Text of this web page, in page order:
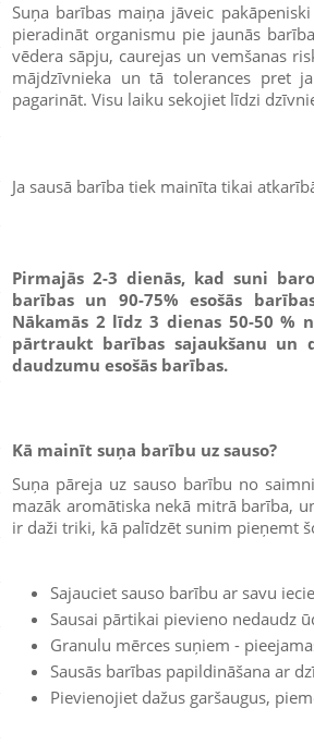
Suņa barības maiņa jāveic
pieradināt organismu pie jaunās
vēdera sāpju, caurejas un vemšanas
mājdzīvnieka un tā tolerances pret
pagarināt. Visu laiku sekojiet līdzi
Ja sausā barība tiek mainīta tikai
Pirmajās 2-3 dienās, kad suni
barības un 90-75% esošās
Nākamās 2 līdz 3 dienas 50-50 %
pārtraukt barības sajaukšanu un
daudzumu esošās barības.
Kā mainīt suņa barību uz sauso?
Suņa pāreja uz sauso barību no
mazāk aromātiska nekā mitrā barība,
ir daži triki, kā palīdzēt sunim pieņemt
Sajauciet sauso barību ar savu
Sausai pārtikai pievieno nedaudz
Granulu mērces suņiem -
Sausās barības papildināšana ar
Pievienojiet dažus garšaugus,